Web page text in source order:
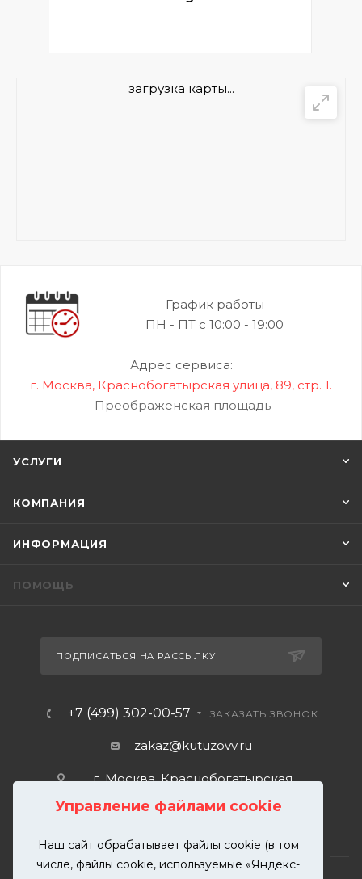
Управление файлами cookie
Наш сайт обрабатывает файлы cookie (в том
числе, файлы cookie, используемые «Яндекс-
загрузка карты...
График работы
ПН - ПТ с 10:00 - 19:00
Адрес сервиса:
г. Москва, Краснобогатырская улица, 89, стр. 1.
Преображенская площадь
УСЛУГИ
КОМПАНИЯ
ИНФОРМАЦИЯ
ПОМОЩЬ
ПОДПИСАТЬСЯ НА РАССЫЛКУ
+7 (499) 302-00-57 ЗАКАЗАТЬ ЗВОНОК
zakaz@kutuzovv.ru
г. Москва, Краснобогатырская